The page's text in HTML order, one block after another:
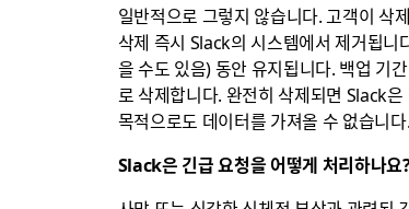
일반적으로 그렇지 않습니다. 고객이 삭
삭제 즉시 Slack의 시스템에서 제거됩
을 수도 있음) 동안 유지됩니다. 백업 기
로 삭제합니다. 완전히 삭제되면 Slack
목적으로도 데이터를 가져올 수 없습니다.
Slack은 긴급 요청을 어떻게 처리하나요